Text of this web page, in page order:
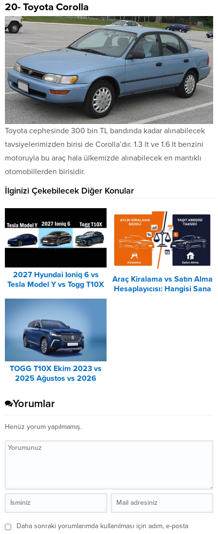
20- Toyota Corolla
Toyota cephesinde 300 bin TL bandında kadar alınabilecek
tavsiyelerimizden birisi de Corolla’dır. 1.3 lt ve 1.6 lt benzini
motoruyla bu araç hala ülkemizde alınabilecek en mantıklı
otomobillerden birisidir.
İlginizi Çekebilecek Diğer Konular
2027 Hyundai Ioniq 6 vs
Tesla Model Y vs Togg T10X
Araç Kiralama vs Satın Alma
Hesaplayıcısı: Hangisi Sana
TOGG T10X Ekim 2023 vs
2025 Ağustos vs 2026
Karşılaştırma
Yorumlar
Henüz yorum yapılmamış.
Daha sonraki yorumlarımda kullanılması için adım, e-posta